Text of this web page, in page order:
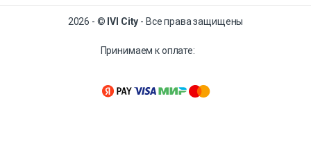
2026 - © IVI City - Все права защищены
Принимаем к оплате: